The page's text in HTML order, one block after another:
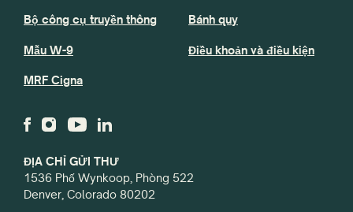
ĐỊA CHỈ GỬI THƯ
1536 Phố Wynkoop, Phòng 522
Denver, Colorado 80202
Bộ công cụ truyền thông
Mẫu W-9
MRF Cigna
Bánh quy
Điều khoản và điều kiện